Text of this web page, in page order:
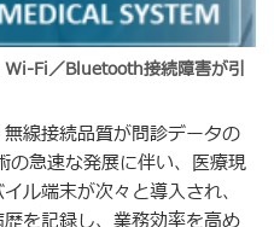
Wi-Fi／Bluetooth接続障害が引
線接続品質が問診データの
の急速な発展に伴い、医療現
ル端末が次々と導入され、
を記録し、業務効率を高め